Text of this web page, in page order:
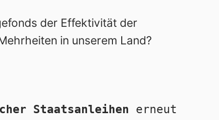
der Effektivität der
in unserem Land?
Staatsanleihen erneut